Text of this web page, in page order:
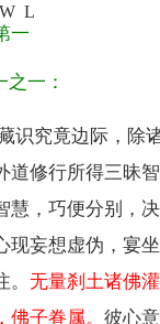
W L
一
一：
识究竟边际，除
道修行所得三昧
慧，巧便分别，
现妄想虚伪，宴
无量刹土诸佛
子眷属。 彼心